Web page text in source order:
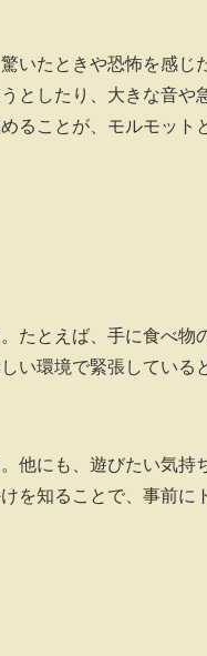
いたときや恐怖を感じ
としたり、大きな音や
ることが、モルモット
たとえば、手に食べ物
い環境で緊張している
他にも、遊びたい気持
を知ることで、事前に